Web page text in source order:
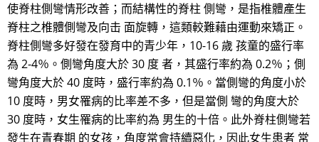
使脊柱側彎情形改善；而結構性的脊柱 側彎，是指椎體產生
脊柱之椎體側彎及向击 面旋轉，這類較難藉由運動來矯正。
脊柱側彎多好發在發育中的青少年，10-16 歲 孩童的盛行率
為 2-4％。側彎角度大於 30 度 者，其盛行率約為 0.2％；側
彎角度大於 40 度時，盛行率約為 0.1％。當側彎的角度小於
10 度時，男女罹病的比率差不多，但是當側 彎的角度大於
30 度時，女生罹病的比率約為 男生的十倍。此外脊柱側彎若
發生在青春期 的女孩，角度常會持續惡化，因此女生患者 常